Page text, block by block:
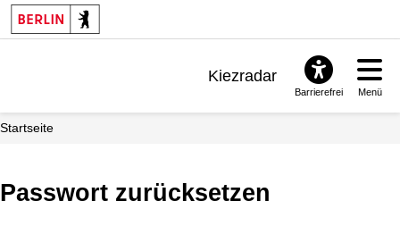
Kiezradar
Barrierefrei Menü
Startseite
Passwort zurücksetzen